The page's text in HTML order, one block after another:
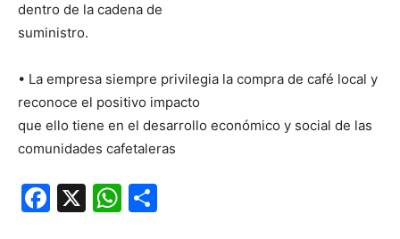
dentro de la cadena de
suministro.
• La empresa siempre privilegia la compra de café local y
reconoce el positivo impacto
que ello tiene en el desarrollo económico y social de las
comunidades cafetaleras
Facebook
X WhatsApp